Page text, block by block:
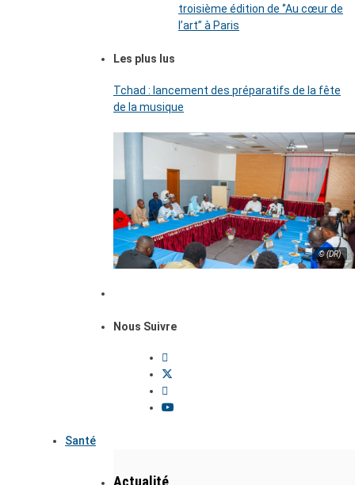
troisième édition de ‘’Au cœur de
l’art’’ à Paris
Les plus lus
Tchad : lancement des préparatifs de la fête
de la musique
© (DR)
Nous Suivre
Santé
Actualité